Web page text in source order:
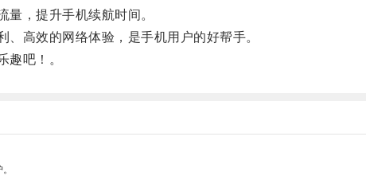
，提升手机续航时间。
高效的网络体验，是手机用户的好帮手。
吧！。